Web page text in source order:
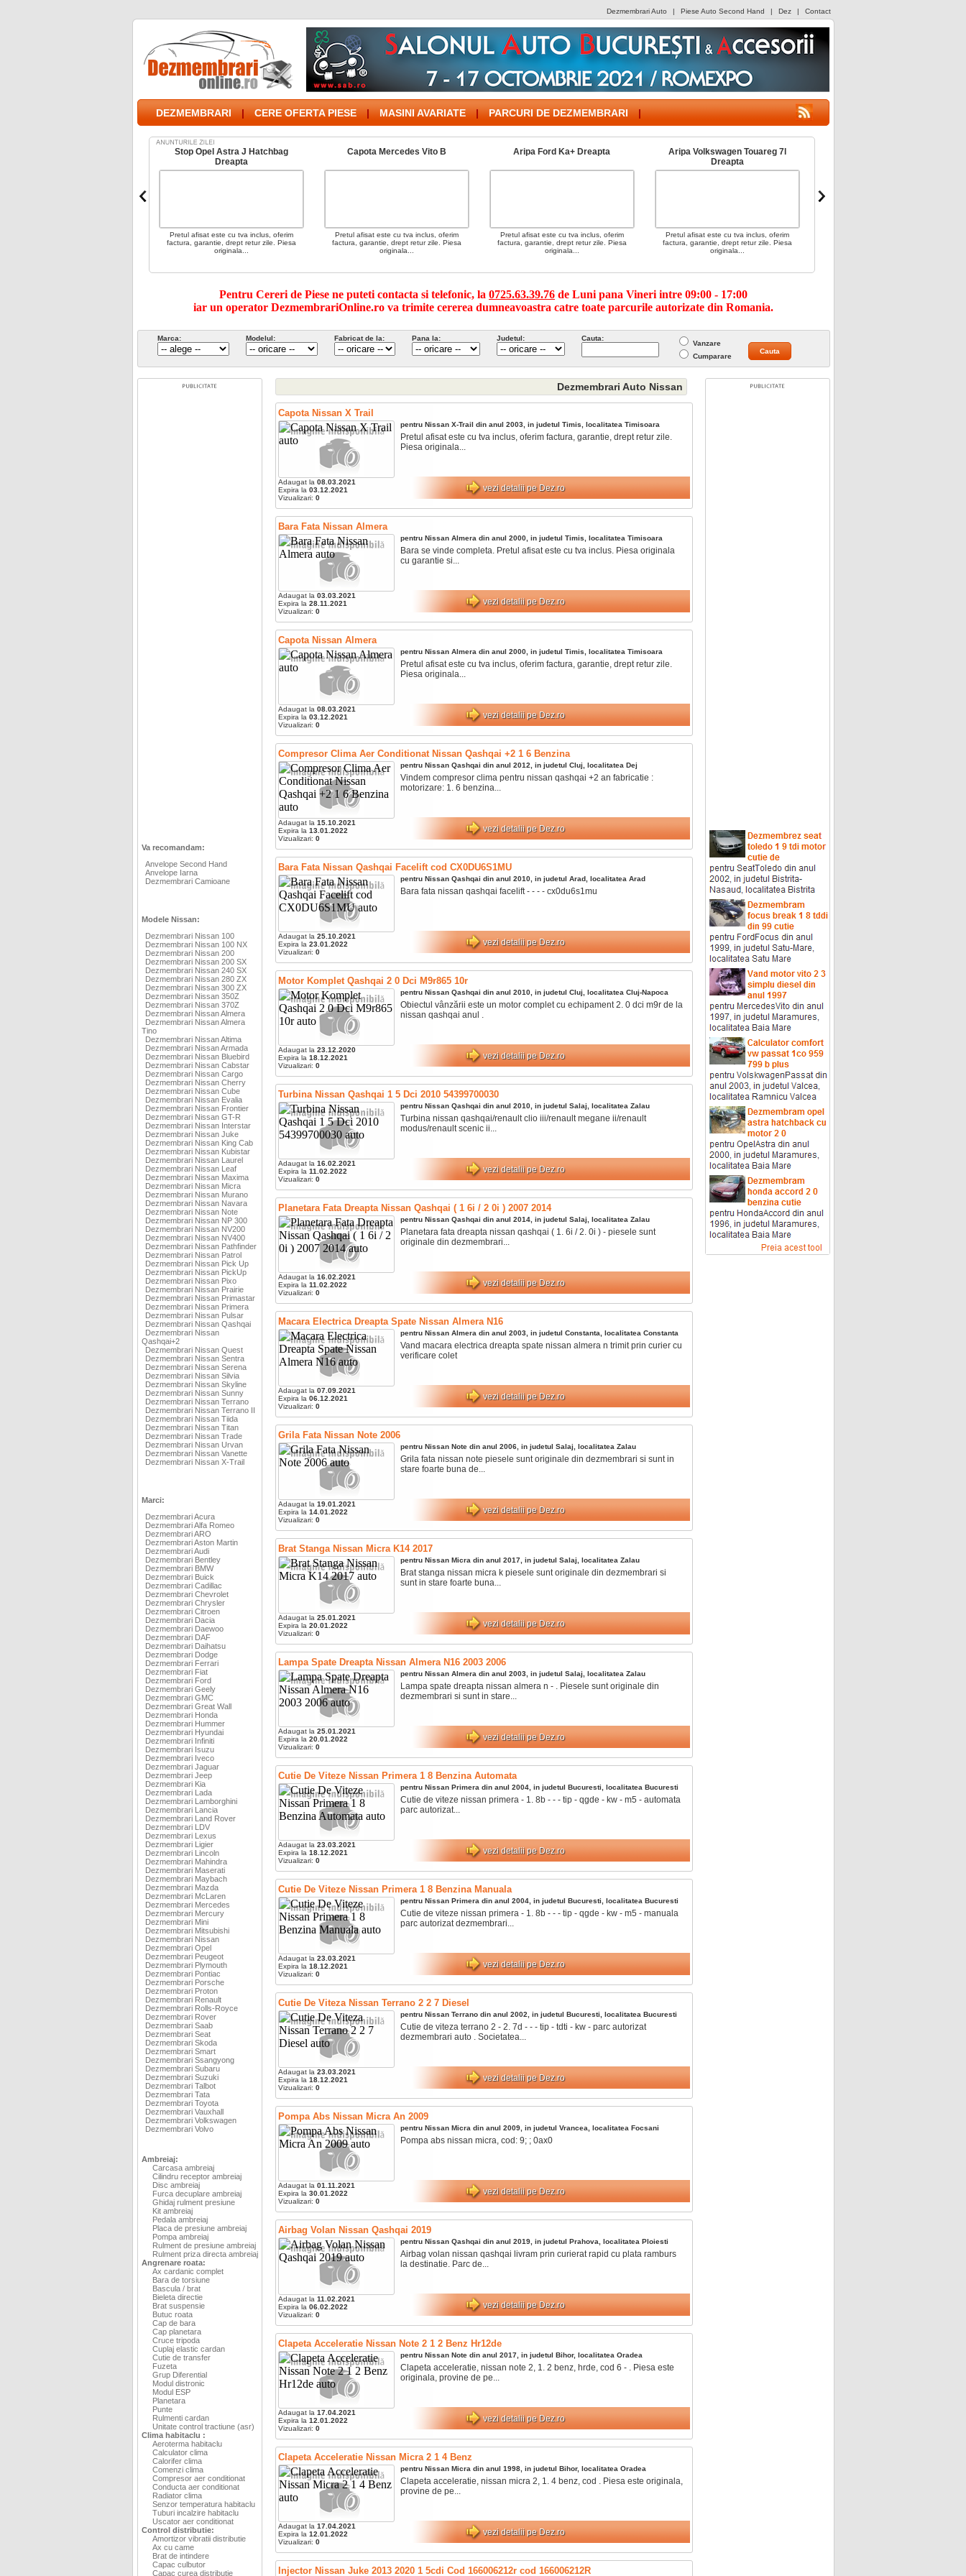
Dezmembrari Auto | Piese Auto Second Hand | Dez | Contact
DEZMEMBRARI | CERE OFERTA PIESE | MASINI AVARIATE | PARCURI DE DEZMEMBRARI |
Stop Opel Astra J Hatchbag
Dreapta
Pretul afisat este cu tva inclus, oferim
factura, garantie, drept retur zile. Piesa
originala...
Capota Mercedes Vito B
Pretul afisat este cu tva inclus, oferim
factura, garantie, drept retur zile. Piesa
originala...
Aripa Ford Ka+ Dreapta
Pretul afisat este cu tva inclus, oferim
factura, garantie, drept retur zile. Piesa
originala...
Aripa Volkswagen Touareg 7l
Dreapta
Pretul afisat este cu tva inclus, oferim
factura, garantie, drept retur zile. Piesa
originala...
Pentru Cereri de Piese ne puteti contacta si telefonic, la 0725.63.39.76 de Luni pana Vineri intre 09:00 - 17:00
iar un operator DezmembrariOnline.ro va trimite cererea dumneavoastra catre toate parcurile autorizate din Romania.
Marca: Modelul: Fabricat de la: Pana la: Judetul: Cauta:
Vanzare
Cumparare
Va recomandam:
Anvelope Second Hand
Anvelope Iarna
Dezmembrari Camioane
Modele Nissan:
Dezmembrari Nissan 100
Dezmembrari Nissan 100 NX
Dezmembrari Nissan 200
Dezmembrari Nissan 200 SX
Dezmembrari Nissan 240 SX
Dezmembrari Nissan 280 ZX
Dezmembrari Nissan 300 ZX
Dezmembrari Nissan 350Z
Dezmembrari Nissan 370Z
Dezmembrari Nissan Almera
Dezmembrari Nissan Almera
Tino
Dezmembrari Nissan Altima
Dezmembrari Nissan Armada
Dezmembrari Nissan Bluebird
Dezmembrari Nissan Cabstar
Dezmembrari Nissan Cargo
Dezmembrari Nissan Cherry
Dezmembrari Nissan Cube
Dezmembrari Nissan Evalia
Dezmembrari Nissan Frontier
Dezmembrari Nissan GT-R
Dezmembrari Nissan Interstar
Dezmembrari Nissan Juke
Dezmembrari Nissan King Cab
Dezmembrari Nissan Kubistar
Dezmembrari Nissan Laurel
Dezmembrari Nissan Leaf
Dezmembrari Nissan Maxima
Dezmembrari Nissan Micra
Dezmembrari Nissan Murano
Dezmembrari Nissan Navara
Dezmembrari Nissan Note
Dezmembrari Nissan NP 300
Dezmembrari Nissan NV200
Dezmembrari Nissan NV400
Dezmembrari Nissan Pathfinder
Dezmembrari Nissan Patrol
Dezmembrari Nissan Pick Up
Dezmembrari Nissan PickUp
Dezmembrari Nissan Pixo
Dezmembrari Nissan Prairie
Dezmembrari Nissan Primastar
Dezmembrari Nissan Primera
Dezmembrari Nissan Pulsar
Dezmembrari Nissan Qashqai
Dezmembrari Nissan
Qashqai+2
Dezmembrari Nissan Quest
Dezmembrari Nissan Sentra
Dezmembrari Nissan Serena
Dezmembrari Nissan Silvia
Dezmembrari Nissan Skyline
Dezmembrari Nissan Sunny
Dezmembrari Nissan Terrano
Dezmembrari Nissan Terrano II
Dezmembrari Nissan Tiida
Dezmembrari Nissan Titan
Dezmembrari Nissan Trade
Dezmembrari Nissan Urvan
Dezmembrari Nissan Vanette
Dezmembrari Nissan X-Trail
Marci:
Dezmembrari Acura
Dezmembrari Alfa Romeo
Dezmembrari ARO
Dezmembrari Aston Martin
Dezmembrari Audi
Dezmembrari Bentley
Dezmembrari BMW
Dezmembrari Buick
Dezmembrari Cadillac
Dezmembrari Chevrolet
Dezmembrari Chrysler
Dezmembrari Citroen
Dezmembrari Dacia
Dezmembrari Daewoo
Dezmembrari DAF
Dezmembrari Daihatsu
Dezmembrari Dodge
Dezmembrari Ferrari
Dezmembrari Fiat
Dezmembrari Ford
Dezmembrari Geely
Dezmembrari GMC
Dezmembrari Great Wall
Dezmembrari Honda
Dezmembrari Hummer
Dezmembrari Hyundai
Dezmembrari Infiniti
Dezmembrari Isuzu
Dezmembrari Iveco
Dezmembrari Jaguar
Dezmembrari Jeep
Dezmembrari Kia
Dezmembrari Lada
Dezmembrari Lamborghini
Dezmembrari Lancia
Dezmembrari Land Rover
Dezmembrari LDV
Dezmembrari Lexus
Dezmembrari Ligier
Dezmembrari Lincoln
Dezmembrari Mahindra
Dezmembrari Maserati
Dezmembrari Maybach
Dezmembrari Mazda
Dezmembrari McLaren
Dezmembrari Mercedes
Dezmembrari Mercury
Dezmembrari Mini
Dezmembrari Mitsubishi
Dezmembrari Nissan
Dezmembrari Opel
Dezmembrari Peugeot
Dezmembrari Plymouth
Dezmembrari Pontiac
Dezmembrari Porsche
Dezmembrari Proton
Dezmembrari Renault
Dezmembrari Rolls-Royce
Dezmembrari Rover
Dezmembrari Saab
Dezmembrari Seat
Dezmembrari Skoda
Dezmembrari Smart
Dezmembrari Ssangyong
Dezmembrari Subaru
Dezmembrari Suzuki
Dezmembrari Talbot
Dezmembrari Tata
Dezmembrari Toyota
Dezmembrari Vauxhall
Dezmembrari Volkswagen
Dezmembrari Volvo
Ambreiaj:
Carcasa ambreiaj
Cilindru receptor ambreiaj
Disc ambreiaj
Furca decuplare ambreiaj
Ghidaj rulment presiune
Kit ambreiaj
Pedala ambreiaj
Placa de presiune ambreiaj
Pompa ambreiaj
Rulment de presiune ambreiaj
Rulment priza directa ambreiaj
Angrenare roata:
Ax cardanic complet
Bara de torsiune
Bascula / brat
Bieleta directie
Brat suspensie
Butuc roata
Cap de bara
Cap planetara
Cruce tripoda
Cuplaj elastic cardan
Cutie de transfer
Fuzeta
Grup Diferential
Modul distronic
Modul ESP
Planetara
Punte
Rulmenti cardan
Unitate control tractiune (asr)
Clima habitaclu :
Aeroterma habitaclu
Calculator clima
Calorifer clima
Comenzi clima
Compresor aer conditionat
Conducta aer conditionat
Radiator clima
Senzor temperatura habitaclu
Tuburi incalzire habitaclu
Uscator aer conditionat
Control distributie:
Amortizor vibratii distributie
Ax cu came
Brat de intindere
Capac culbutor
Capac curea distributie
Dezmembrari Auto Nissan
Capota Nissan X Trail
Adaugat la 08.03.2021
Expira la 03.12.2021
Vizualizari: 0
pentru Nissan X-Trail din anul 2003, in judetul Timis , localitatea Timisoara
Pretul afisat este cu tva inclus, oferim factura, garantie, drept retur zile.
Piesa originala...
vezi detalii pe Dez.ro
Bara Fata Nissan Almera
Adaugat la 03.03.2021
Expira la 28.11.2021
Vizualizari: 0
pentru Nissan Almera din anul 2000, in judetul Timis , localitatea Timisoara
Bara se vinde completa. Pretul afisat este cu tva inclus. Piesa originala
cu garantie si...
vezi detalii pe Dez.ro
Capota Nissan Almera
Adaugat la 08.03.2021
Expira la 03.12.2021
Vizualizari: 0
pentru Nissan Almera din anul 2000, in judetul Timis , localitatea Timisoara
Pretul afisat este cu tva inclus, oferim factura, garantie, drept retur zile.
Piesa originala...
vezi detalii pe Dez.ro
Compresor Clima Aer Conditionat Nissan Qashqai +2 1 6 Benzina
Adaugat la 15.10.2021
Expira la 13.01.2022
Vizualizari: 0
pentru Nissan Qashqai din anul 2012 , in judetul Cluj , localitatea Dej
Vindem compresor clima pentru nissan qashqai +2 an fabricatie :
motorizare: 1. 6 benzina...
vezi detalii pe Dez.ro
Bara Fata Nissan Qashqai Facelift cod CX0DU6S1MU
Adaugat la 25.10.2021
Expira la 23.01.2022
Vizualizari: 0
pentru Nissan Qashqai din anul 2010, in judetul Arad, localitatea Arad
Bara fata nissan qashqai facelift - - - - cx0du6s1mu
vezi detalii pe Dez.ro
Motor Komplet Qashqai 2 0 Dci M9r865 10r
Adaugat la 23.12.2020
Expira la 18.12.2021
Vizualizari: 0
pentru Nissan Qashqai din anul 2010, in judetul Cluj , localitatea Cluj-Napoca
Obiectul vânzării este un motor complet cu echipament 2. 0 dci m9r de la
nissan qashqai anul .
vezi detalii pe Dez.ro
Turbina Nissan Qashqai 1 5 Dci 2010 54399700030
Adaugat la 16.02.2021
Expira la 11.02.2022
Vizualizari: 0
pentru Nissan Qashqai din anul 2010, in judetul Salaj , localitatea Zalau
Turbina nissan qashqai/renault clio iii/renault megane ii/renault
modus/renault scenic ii...
vezi detalii pe Dez.ro
Planetara Fata Dreapta Nissan Qashqai ( 1 6i / 2 0i ) 2007 2014
Adaugat la 16.02.2021
Expira la 11.02.2022
Vizualizari: 0
pentru Nissan Qashqai din anul 2014, in judetul Salaj , localitatea Zalau
Planetara fata dreapta nissan qashqai ( 1. 6i / 2. 0i ) - piesele sunt
originale din dezmembrari...
vezi detalii pe Dez.ro
Macara Electrica Dreapta Spate Nissan Almera N16
Adaugat la 07.09.2021
Expira la 06.12.2021
Vizualizari: 0
pentru Nissan Almera din anul 2003, in judetul Constanta , localitatea Constanta
Vand macara electrica dreapta spate nissan almera n trimit prin curier cu
verificare colet
vezi detalii pe Dez.ro
Grila Fata Nissan Note 2006
Adaugat la 19.01.2021
Expira la 14.01.2022
Vizualizari: 0
pentru Nissan Notedin anul 2006, in judetul Salaj , localitatea Zalau
Grila fata nissan note piesele sunt originale din dezmembrari si sunt in
stare foarte buna de...
vezi detalii pe Dez.ro
Brat Stanga Nissan Micra K14 2017
Adaugat la 25.01.2021
Expira la 20.01.2022
Vizualizari: 0
pentru Nissan Micra din anul 2017, in judetul Salaj , localitatea Zalau
Brat stanga nissan micra k piesele sunt originale din dezmembrari si
sunt in stare foarte buna...
vezi detalii pe Dez.ro
Lampa Spate Dreapta Nissan Almera N16 2003 2006
Adaugat la 25.01.2021
Expira la 20.01.2022
Vizualizari: 0
pentru Nissan Almera din anul 2003, in judetul Salaj , localitatea Zalau
Lampa spate dreapta nissan almera n - . Piesele sunt originale din
dezmembrari si sunt in stare...
vezi detalii pe Dez.ro
Cutie De Viteze Nissan Primera 1 8 Benzina Automata
Adaugat la 23.03.2021
Expira la 18.12.2021
Vizualizari: 0
pentru Nissan Primera din anul 2004, in judetul Bucuresti , localitatea Bucuresti
Cutie de viteze nissan primera - 1. 8b - - - tip - qgde - kw - m5 - automata
parc autorizat...
vezi detalii pe Dez.ro
Cutie De Viteze Nissan Primera 1 8 Benzina Manuala
Adaugat la 23.03.2021
Expira la 18.12.2021
Vizualizari: 0
pentru Nissan Primera din anul 2004, in judetul Bucuresti , localitatea Bucuresti
Cutie de viteze nissan primera - 1. 8b - - - tip - qgde - kw - m5 - manuala
parc autorizat dezmembrari...
vezi detalii pe Dez.ro
Cutie De Viteza Nissan Terrano 2 2 7 Diesel
Adaugat la 23.03.2021
Expira la 18.12.2021
Vizualizari: 0
pentru Nissan Terranodin anul 2002 , in judetul Bucuresti , localitatea Bucuresti
Cutie de viteza terrano 2 - 2. 7d - - - tip - tdti - kw - parc autorizat
dezmembrari auto . Societatea...
vezi detalii pe Dez.ro
Pompa Abs Nissan Micra An 2009
Adaugat la 01.11.2021
Expira la 30.01.2022
Vizualizari: 0
pentru Nissan Micra din anul 2009, in judetul Vrancea , localitatea Focsani
Pompa abs nissan micra, cod: 9; ; 0ax0
vezi detalii pe Dez.ro
Airbag Volan Nissan Qashqai 2019
Adaugat la 11.02.2021
Expira la 06.02.2022
Vizualizari: 0
pentru Nissan Qashqai din anul 2019, in judetul Prahova , localitatea Ploiesti
Airbag volan nissan qashqai livram prin curierat rapid cu plata ramburs
la destinatie. Parc de...
vezi detalii pe Dez.ro
Clapeta Acceleratie Nissan Note 2 1 2 Benz Hr12de
Adaugat la 17.04.2021
Expira la 12.01.2022
Vizualizari: 0
pentru Nissan Notedin anul 2017, in judetul Bihor, localitatea Oradea
Clapeta acceleratie, nissan note 2, 1. 2 benz, hrde, cod 6 - . Piesa este
originala, provine de pe...
vezi detalii pe Dez.ro
Clapeta Acceleratie Nissan Micra 2 1 4 Benz
Adaugat la 17.04.2021
Expira la 12.01.2022
Vizualizari: 0
pentru Nissan Micra din anul 1998, in judetul Bihor, localitatea Oradea
Clapeta acceleratie, nissan micra 2, 1. 4 benz, cod . Piesa este originala,
provine de pe...
vezi detalii pe Dez.ro
Injector Nissan Juke 2013 2020 1 5cdi Cod 166006212r cod 166006212R